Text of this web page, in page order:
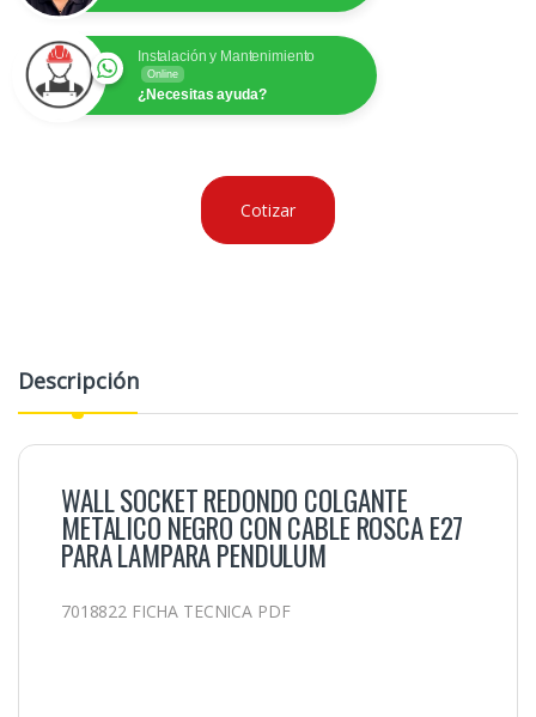
Instalación y Mantenimiento
Online
¿Necesitas ayuda?
Cotizar
Descripción
WALL SOCKET REDONDO COLGANTE
METALICO NEGRO CON CABLE ROSCA E27
PARA LAMPARA PENDULUM
7018822 FICHA TECNICA PDF